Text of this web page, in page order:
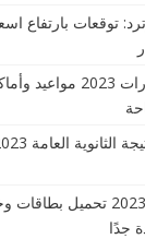
توقعات بارتفاع
اختبارات القدرات 2023
صور رمضان 2023 تحميل
جدًا